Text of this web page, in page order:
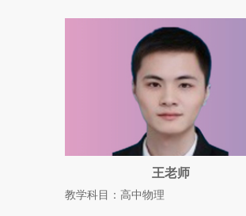
王老师
教学科目：高中物理